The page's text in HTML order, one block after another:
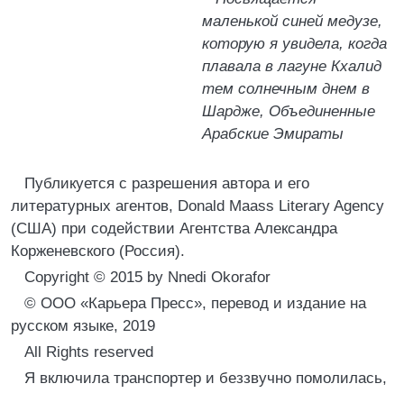
маленькой синей медузе,
которую я увидела, когда
плавала в лагуне Кхалид
тем солнечным днем в
Шардже, Объединенные
Арабские Эмираты
Публикуется с разрешения автора и его
литературных агентов, Donald Maass Literary Agency
(США) при содействии Агентства Александра
Корженевского (Россия).
Copyright © 2015 by Nnedi Okorafor
© ООО «Карьера Пресс», перевод и издание на
русском языке, 2019
All Rights reserved
Я включила транспортер и беззвучно помолилась,